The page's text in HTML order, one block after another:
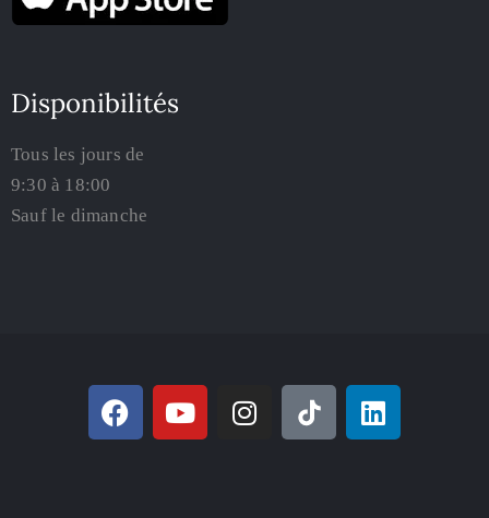
Disponibilités
Tous les jours de
9:30 à 18:00
Sauf le dimanche